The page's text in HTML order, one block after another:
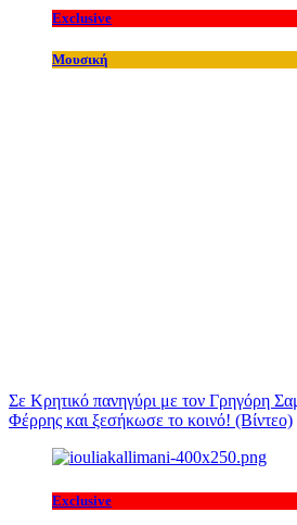
Exclusive
Μουσική
Σε Κρητικό πανηγύρι με τον Γρηγόρη
Φέρρης και ξεσήκωσε το κοινό! (Βίντεο)
Exclusive